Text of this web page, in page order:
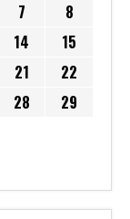
7
8
14
15
21
22
28
29